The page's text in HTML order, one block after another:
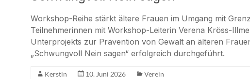
Workshop-Reihe stärkt ältere Frauen im Umgang mit
Teilnehmerinnen mit Workshop-Leiterin Verena Kröss-
Unterprojekts zur Prävention von Gewalt an älteren
„Schwungvoll Nein sagen“ erfolgreich durchgeführt.
Kerstin 10. Juni 2026 Verein